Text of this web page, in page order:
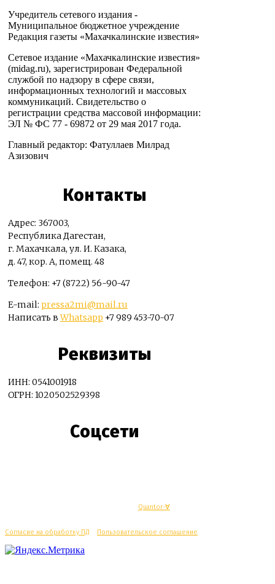
Учредитель сетевого издания -
Муниципальное бюджетное учреждение
Редакция газеты «Махачкалинские известия»
Сетевое издание «Махачкалинские известия»
(midag.ru), зарегистрирован Федеральной
службой по надзору в сфере связи,
информационных технологий и массовых
коммуникаций. Свидетельство о
регистрации средства массовой информации:
ЭЛ № ФС 77 - 69872 от 29 мая 2017 года.
Главный редактор: Фатуллаев Милрад
Азизович
Контакты
Адрес: 367003,
Республика Дагестан,
г. Махачкала, ул. И. Казака,
д. 47, кор. А, помещ. 48
Телефон: +7 (8722) 56-90-47
E-mail: pressa2mi@mail.ru
Написать вWhatsapp +7 989 453-70-07
Реквизиты
ИНН: 0541001918
ОГРН: 1020502529398
Соцсети
Quantor-∀
Согласие на обработку ПД Пользовательское соглашение